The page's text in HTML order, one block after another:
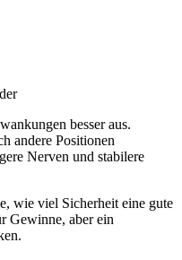
besser aus.
andere Positionen
Nerven und stabilere
wie viel Sicherheit eine gute
Gewinne, aber ein